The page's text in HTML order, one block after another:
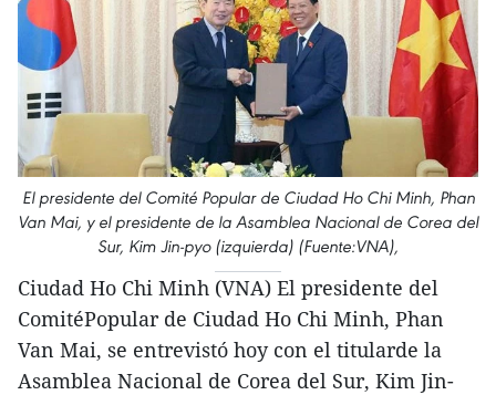
El presidente del Comité Popular de Ciudad Ho Chi Minh, Phan
Van Mai, y el presidente de la Asamblea Nacional de Corea del
Sur, Kim Jin-pyo (izquierda) (Fuente:VNA),
Ciudad Ho Chi Minh (VNA) El presidente del
ComitéPopular de Ciudad Ho Chi Minh, Phan
Van Mai, se entrevistó hoy con el titularde la
Asamblea Nacional de Corea del Sur, Kim Jin-